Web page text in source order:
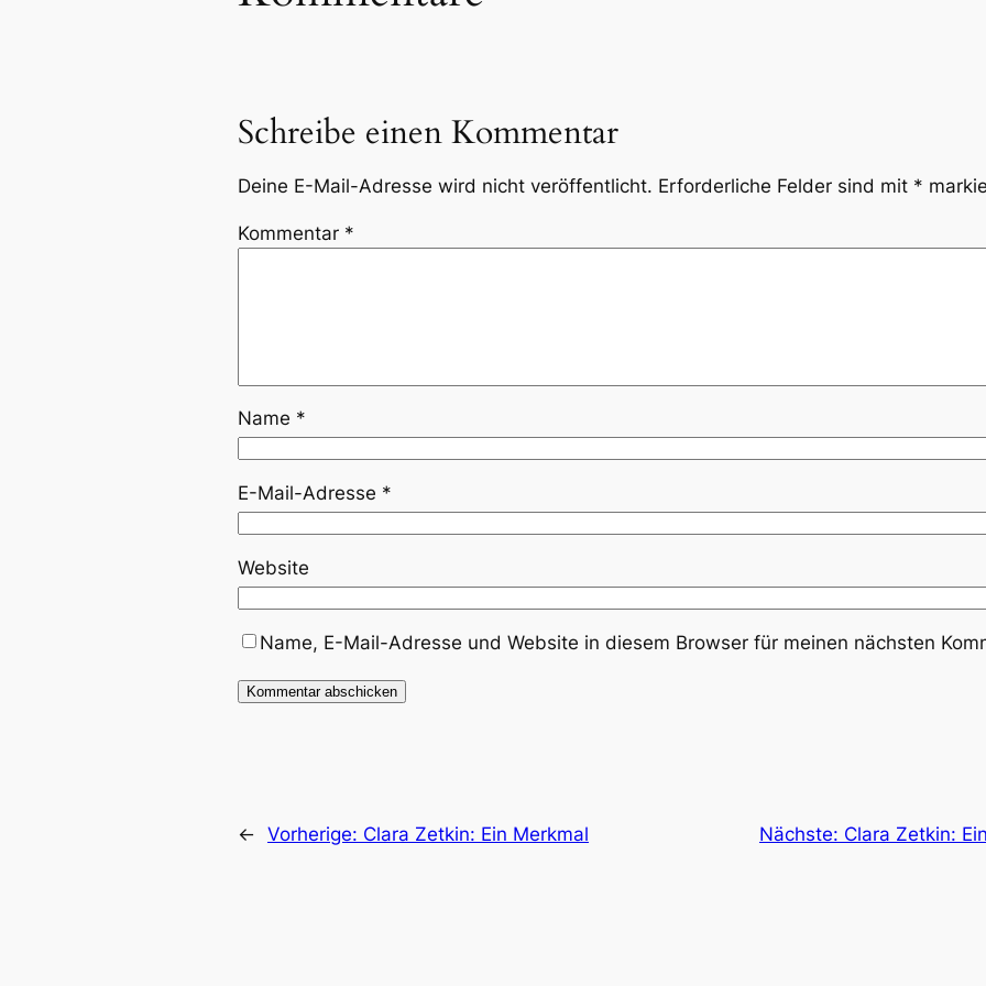
Schreibe einen Kommentar
Deine E-Mail-Adresse wird nicht veröffentlicht. Erforderliche Felder sind mit *
Kommentar *
Name *
E-Mail-Adresse *
Website
Name, E-Mail-Adresse und Website in diesem Browser für meinen nächsten
← Vorherige: Clara Zetkin: Ein Merkmal Nächste: Clara Zetkin: